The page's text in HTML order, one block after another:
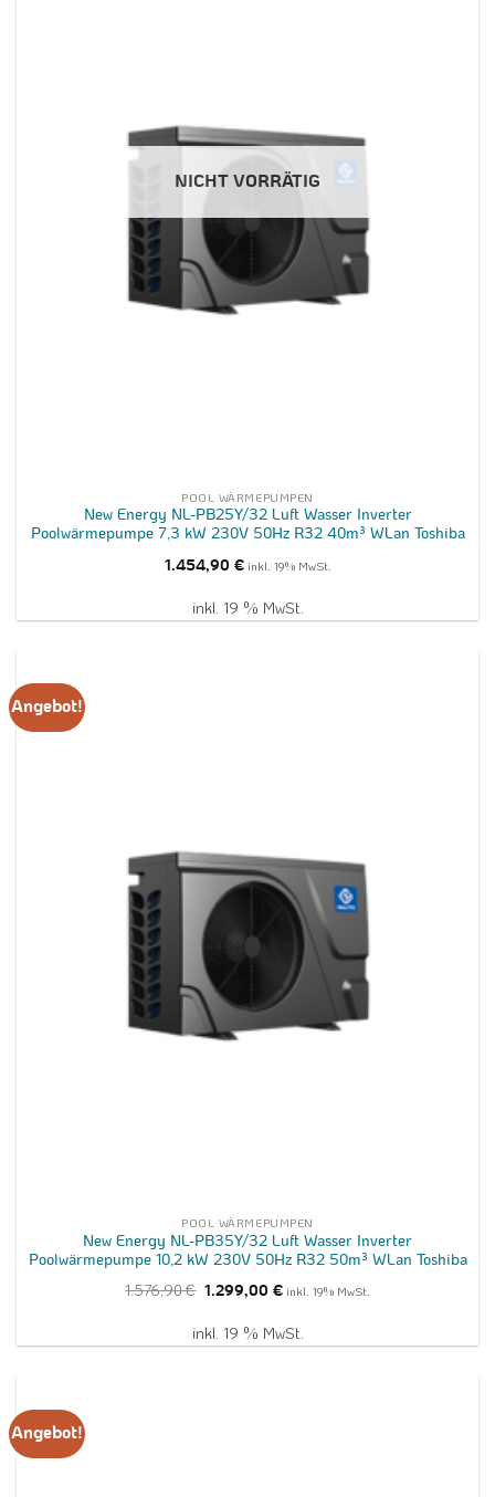
NICHT VORRÄTIG
POOL WÄRMEPUMPEN
New Energy NL-PB25Y/32 Luft Wasser Inverter
Poolwärmepumpe 7,3 kW 230V 50Hz R32 40m³ WLan Toshiba
1.454,90 € inkl. 19% MwSt.
inkl. 19 % MwSt.
Angebot!
POOL WÄRMEPUMPEN
New Energy NL-PB35Y/32 Luft Wasser Inverter
Poolwärmepumpe 10,2 kW 230V 50Hz R32 50m³ WLan Toshiba
1.576,90€ Ursprünglicher
1.576,90 €
1.299,00 €Aktueller
1.299,00 €.
inkl. 19% MwSt.
inkl. 19 % MwSt.
Angebot!